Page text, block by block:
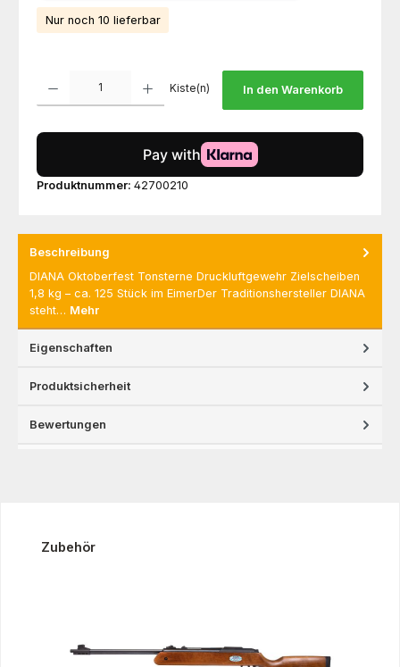
Nur noch 10 lieferbar
Kiste(n) In den Warenkorb
Produktnummer: 42700210
Beschreibung
DIANA Oktoberfest Tonsterne Druckluftgewehr Zielscheiben
1,8 kg – ca. 125 Stück im EimerDer Traditionshersteller DIANA
steht… Mehr
Eigenschaften
Produktsicherheit
Bewertungen
Produktgalerie überspringen
Zubehör